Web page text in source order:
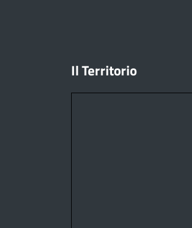
Il Territorio